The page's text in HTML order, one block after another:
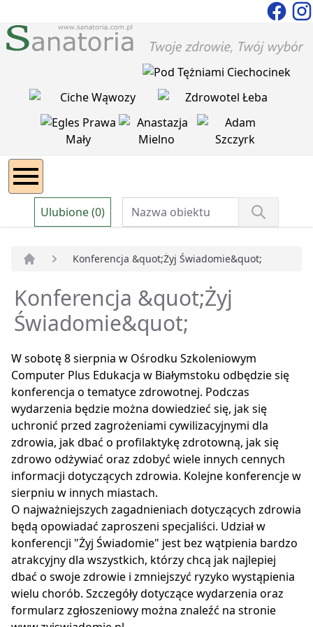
Ulubione (0)
Konferencja &quot;Żyj Świadomie&quot;
Konferencja &quot;Żyj
Świadomie&quot;
W sobotę 8 sierpnia w Ośrodku Szkoleniowym
Computer Plus Edukacja w Białymstoku odbędzie się
konferencja o tematyce zdrowotnej. Podczas
wydarzenia będzie można dowiedzieć się, jak się
uchronić przed zagrożeniami cywilizacyjnymi dla
zdrowia, jak dbać o profilaktykę zdrotowną, jak się
zdrowo odżywiać oraz zdobyć wiele innych cennych
informacji dotyczących zdrowia. Kolejne konferencje w
sierpniu w innych miastach.
O najważniejszych zagadnieniach dotyczących zdrowia
będą opowiadać zaproszeni specjaliści. Udział w
konferencji "Żyj Świadomie" jest bez wątpienia bardzo
atrakcyjny dla wszystkich, którzy chcą jak najlepiej
dbać o swoje zdrowie i zmniejszyć ryzyko wystąpienia
wielu chorób. Szczegóły dotyczące wydarzenia oraz
formularz zgłoszeniowy można znaleźć na stronie